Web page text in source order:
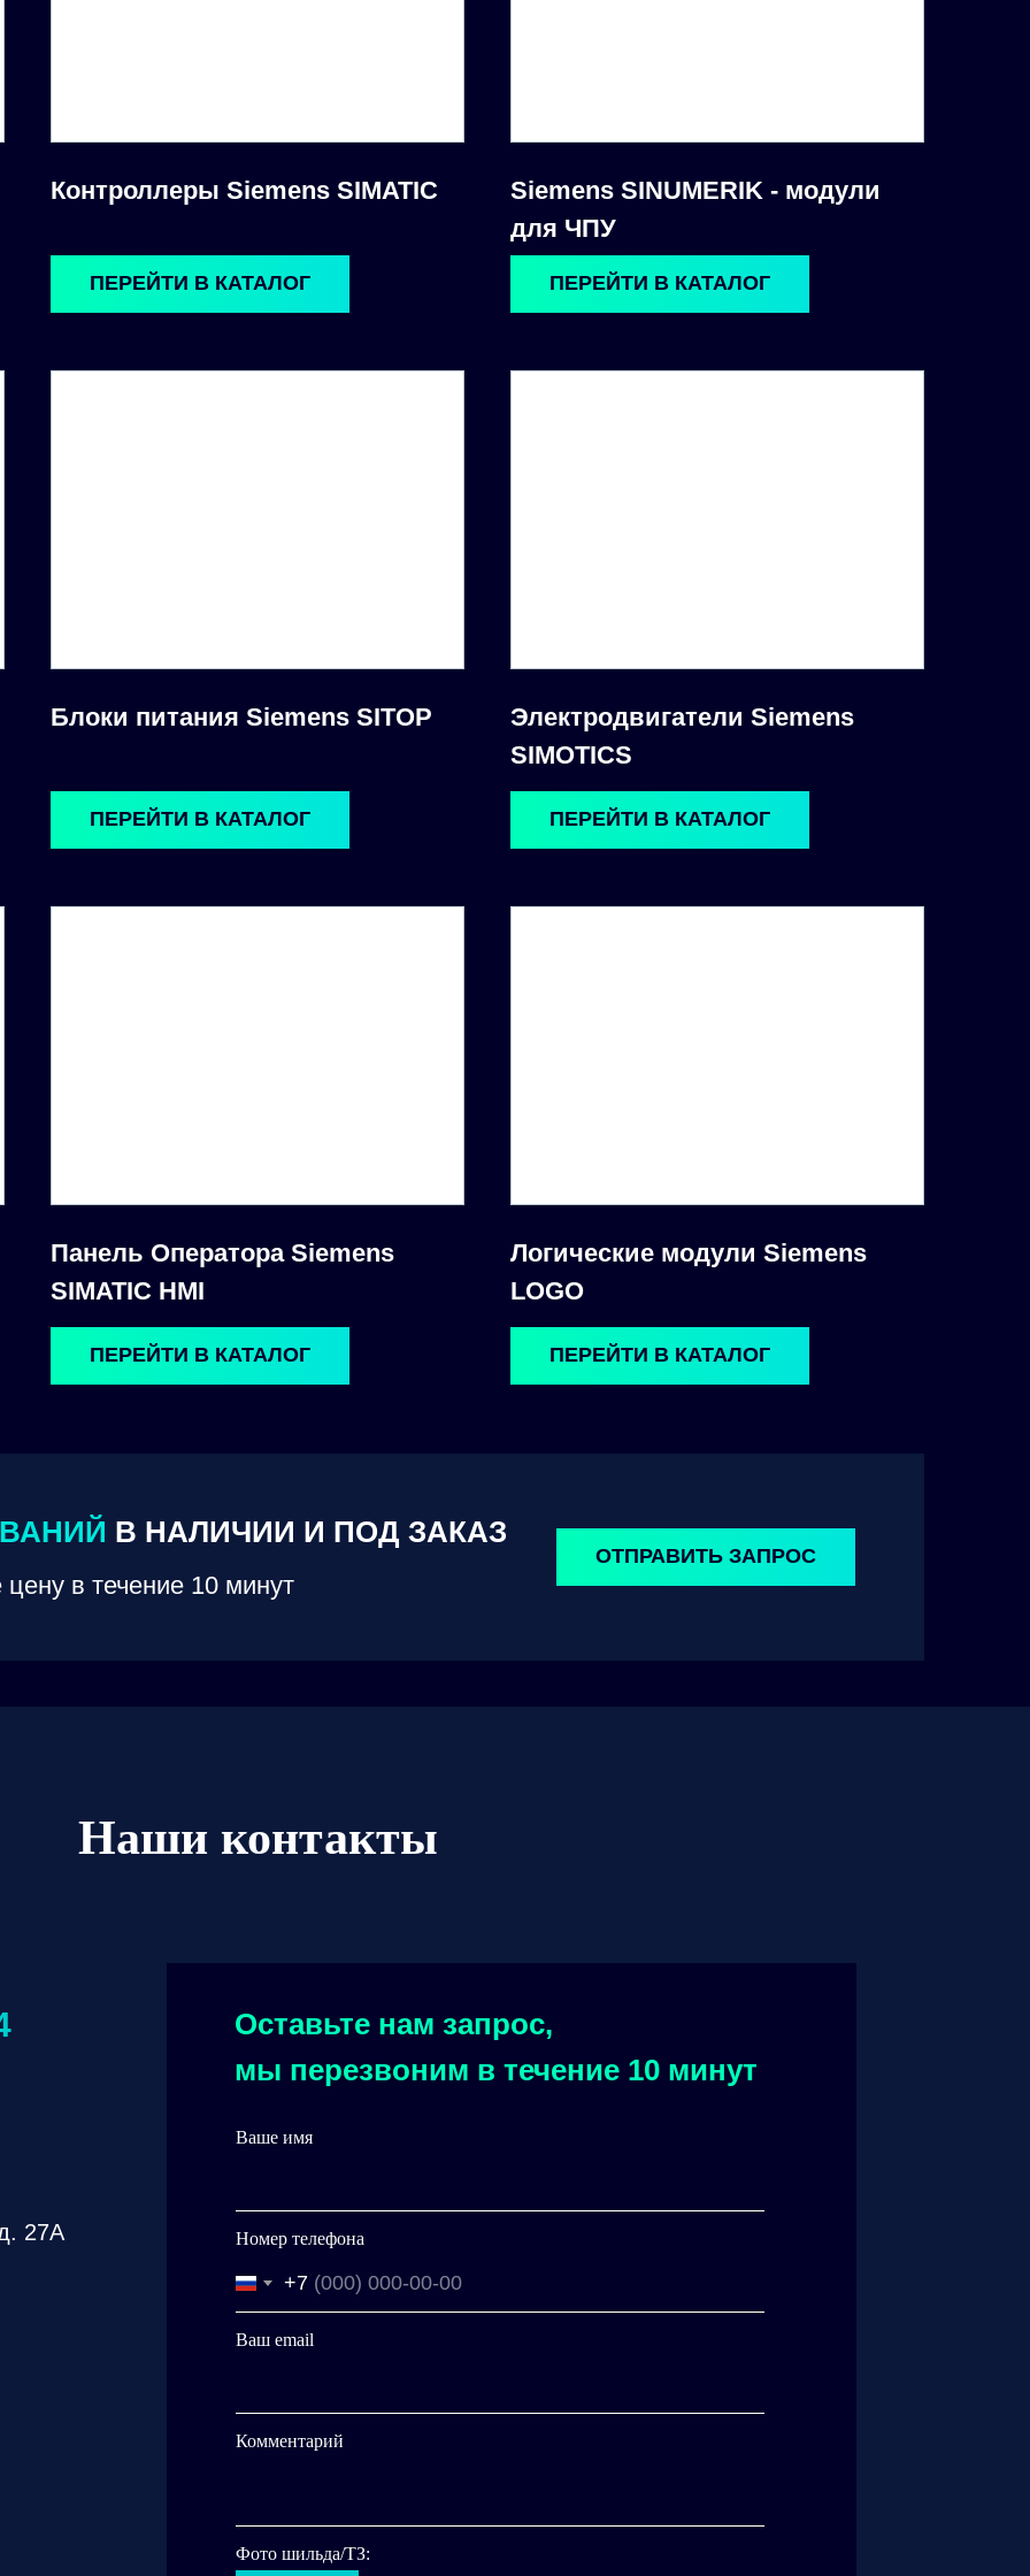
Контроллеры Siemens SIMATIC
Siemens SINUMERIK - модули
для ЧПУ
ПЕРЕЙТИ В КАТАЛОГ ПЕРЕЙТИ В КАТАЛОГ
ОТПРАВИТЬ ЗАПРОС
В НАЛИЧИИ И ПОД ЗАКАЗ
в течение 10 минут
Блоки питания Siemens SITOP
Электродвигатели Siemens
SIMOTICS
ПЕРЕЙТИ В КАТАЛОГ ПЕРЕЙТИ В КАТАЛОГ
Панель Оператора Siemens
SIMATIC HMI
Логические модули Siemens
LOGO
ПЕРЕЙТИ В КАТАЛОГ ПЕРЕЙТИ В КАТАЛОГ
Наши контакты
Оставьте нам запрос,
мы перезвоним в течение 10 минут
Ваше имя
Номер телефона
+7
Ваш email
Комментарий
Фото шильда/ТЗ:
27А